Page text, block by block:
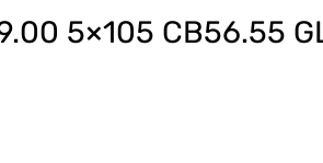
5×105 CB56.55